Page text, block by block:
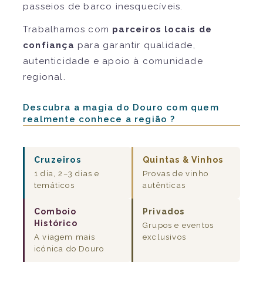
passeios de barco inesquecíveis.
Trabalhamos com parceiros locais de
confiança para garantir qualidade,
autenticidade e apoio à comunidade
regional.
Descubra a magia do Douro com quem
realmente conhece a região ?
Cruzeiros
1 dia, 2–3 dias e
temáticos
Quintas & Vinhos
Provas de vinho
autênticas
Comboio
Histórico
A viagem mais
icónica do Douro
Privados
Grupos e eventos
exclusivos